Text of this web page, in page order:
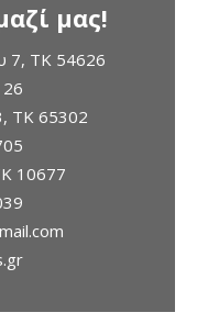
μας!
7, TK 54626
ΤΚ 65302
10677